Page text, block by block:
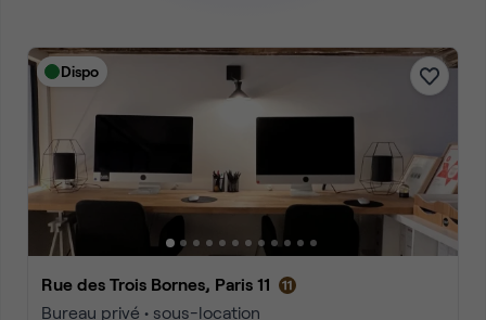
Dispo
Rue des Trois Bornes, Paris 11
Bureau privé • sous-location